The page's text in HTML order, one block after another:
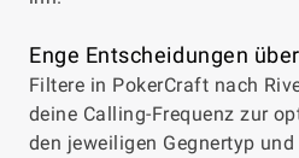
Enge Entscheidungen
Filtere in PokerCraft nach
deine Calling-Frequenz zur
den jeweiligen Gegnertyp